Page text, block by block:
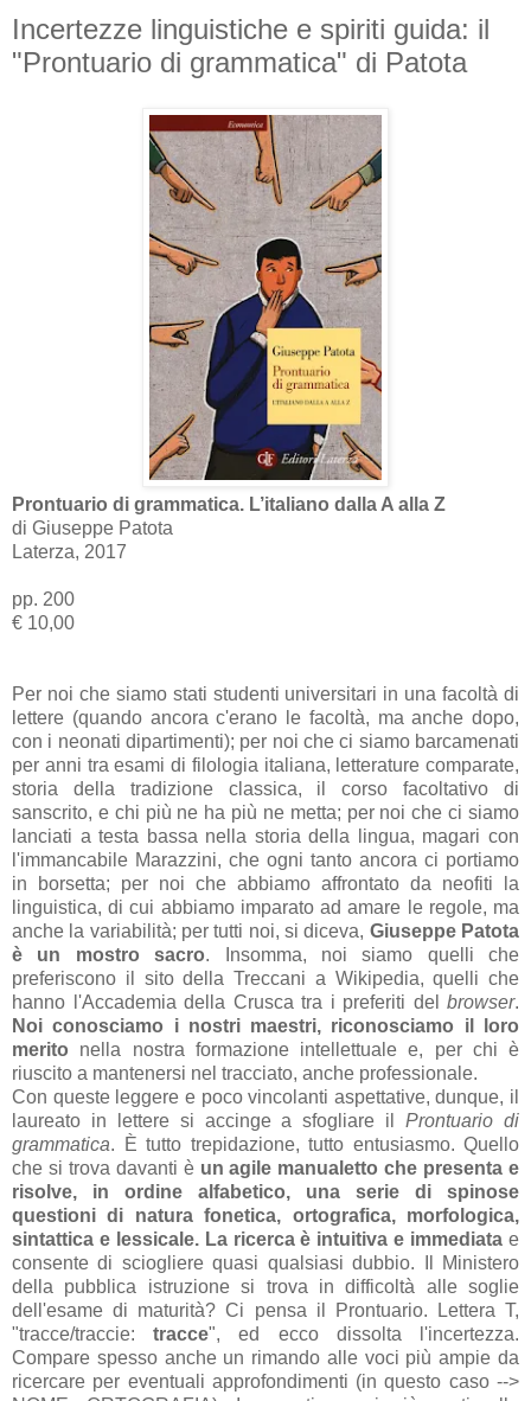
Incertezze linguistiche e spiriti guida: il
"Prontuario di grammatica" di Patota
Prontuario di grammatica. L’italiano dalla A alla Z
di Giuseppe Patota
Laterza, 2017
pp. 200
€ 10,00
Per noi che siamo stati studenti universitari in una facoltà di
lettere (quando ancora c'erano le facoltà, ma anche dopo,
con i neonati dipartimenti); per noi che ci siamo barcamenati
per anni tra esami di filologia italiana, letterature comparate,
storia della tradizione classica, il corso facoltativo di
sanscrito, e chi più ne ha più ne metta; per noi che ci siamo
lanciati a testa bassa nella storia della lingua, magari con
l'immancabile Marazzini, che ogni tanto ancora ci portiamo
in borsetta; per noi che abbiamo affrontato da neofiti la
linguistica, di cui abbiamo imparato ad amare le regole, ma
anche la variabilità; per tutti noi, si diceva, Giuseppe Patota
è un mostro sacro. Insomma, noi siamo quelli che
preferiscono il sito della Treccani a Wikipedia, quelli che
hanno l'Accademia della Crusca tra i preferiti del browser.
Noi conosciamo i nostri maestri, riconosciamo il loro
merito nella nostra formazione intellettuale e, per chi è
riuscito a mantenersi nel tracciato, anche professionale.
Con queste leggere e poco vincolanti aspettative, dunque, il
laureato in lettere si accinge a sfogliare ilProntuario di
grammatica. È tutto trepidazione, tutto entusiasmo. Quello
che si trova davanti è un agile manualetto che presenta e
risolve, in ordine alfabetico, una serie di spinose
questioni di natura fonetica, ortografica, morfologica,
sintattica e lessicale. La ricerca è intuitiva e immediata e
consente di sciogliere quasi qualsiasi dubbio. Il Ministero
della pubblica istruzione si trova in difficoltà alle soglie
dell'esame di maturità? Ci pensa il Prontuario. Lettera T,
"tracce/traccie:tracce", ed ecco dissolta l'incertezza.
Compare spesso anche un rimando alle voci più ampie da
ricercare per eventuali approfondimenti (in questo caso -->